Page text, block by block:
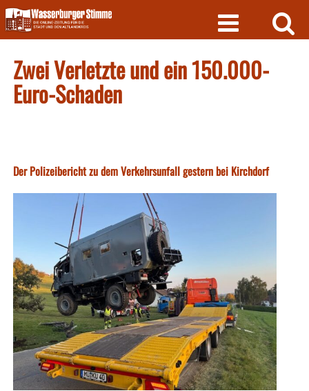
Skip
to
content
Zwei Verletzte und ein 150.000-
Euro-Schaden
Der Polizeibericht zu dem Verkehrsunfall gestern bei Kirchdorf